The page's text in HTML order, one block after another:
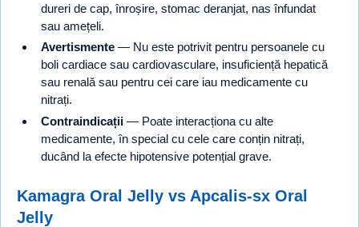
dureri de cap, înroșire, stomac deranjat, nas înfundat
sau amețeli.
Avertismente — Nu este potrivit pentru persoanele cu
boli cardiace sau cardiovasculare, insuficiență hepatică
sau renală sau pentru cei care iau medicamente cu
nitrați.
Contraindicații — Poate interacționa cu alte
medicamente, în special cu cele care conțin nitrați,
ducând la efecte hipotensive potențial grave.
Kamagra Oral Jelly vs Apcalis-sx Oral
Jelly